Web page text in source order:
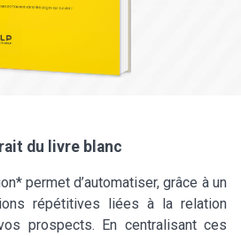
du livre blanc
permet d’automatiser, grâce à un
répétitives liées à la relation
prospects. En centralisant ces